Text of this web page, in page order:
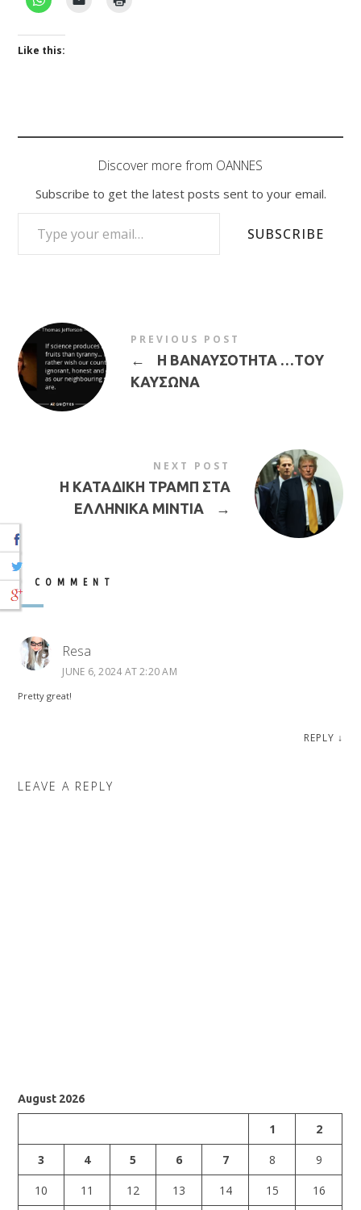
Like this:
Discover more from OANNES
Subscribe to get the latest posts sent to your email.
TYPE YOUR EMAIL…
SUBSCRIBE
PREVIOUS POST
←
Η ΒΑΝΑΥΣΟΤΗΤΑ …ΤΟΥ
ΚΑΥΣΩΝΑ
NEXT POST
Η ΚΑΤΑΔΙΚΗ ΤΡΑΜΠ ΣΤΑ
ΕΛΛΗΝΙΚΑ ΜΙΝΤΙΑ
→
1 COMMENT
Resa
JUNE 6, 2024 AT 2:20 AM
Pretty great!
REPLY ↓
LEAVE A REPLY
August 2026
1
2
3
4 5 6 7 8
9
10
11 12 13 14 15
16